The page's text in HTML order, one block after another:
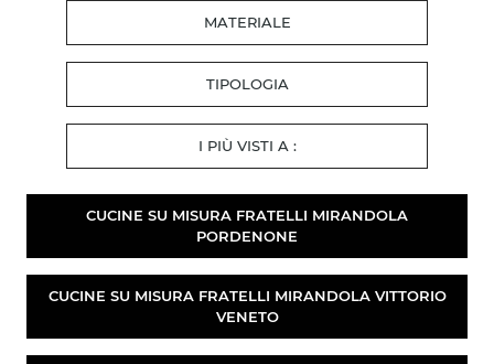
MATERIALE
TIPOLOGIA
I PIÙ VISTI A :
CUCINE SU MISURA FRATELLI MIRANDOLA
PORDENONE
CUCINE SU MISURA FRATELLI MIRANDOLA VITTORIO
VENETO